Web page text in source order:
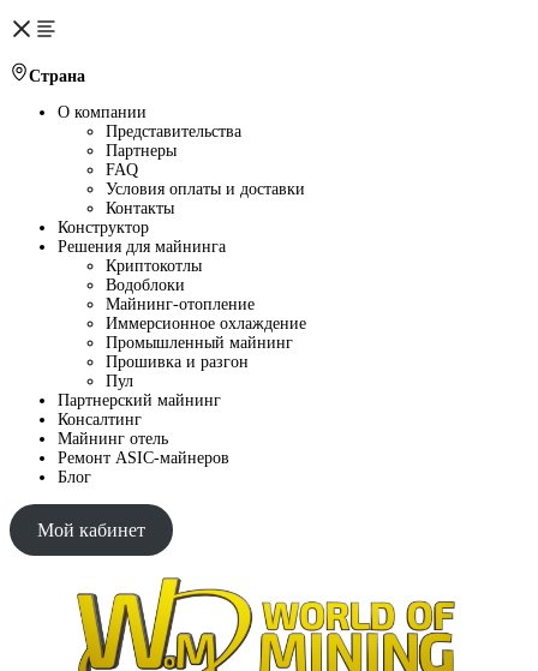
Страна
О компании
Представительства
Партнеры
FAQ
Условия оплаты и доставки
Контакты
Конструктор
Решения для майнинга
Криптокотлы
Водоблоки
Майнинг-отопление
Иммерсионное охлаждение
Промышленный майнинг
Прошивка и разгон
Пул
Партнерский майнинг
Консалтинг
Майнинг отель
Ремонт ASIC-майнеров
Блог
Мой кабинет